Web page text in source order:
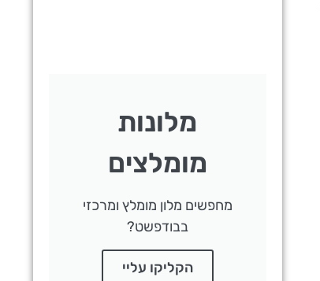
מלונות
מומלצים
מחפשים מלון מומלץ ומרכזי
בבודפשט?
הקליקו עליי